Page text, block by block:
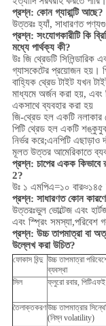
প্রশ্ন: কোন গ্যারান্টি আছে?
উত্তরঃ হ্যাঁ, সাধারণত
প্রশ্ন: সংযোগকারীটি কি
মধ্যে পার্থক্য কী?
উঃ জি থ্রেডটি
গ্যাসকেটের প্রয়োজন হয়।
বাহ্যিক থ্রেড টাইট যখন
মাধ্যমে অর্জন করা হয়, এবং
একসাথে ব্যবহার করা হয়
জি-থ্রেড হল একটি নলাকার
পিটি থ্রেড হল একটি
নির্ভর করে;এনপিটি
মূলত উত্তর আমেরিকাতে
প্রশ্ন: চাপের একক কিভাবে
2?
উঃ ১ এমপিএ=১০ বার≈১৪৫
প্রশ্ন: সাধারণত কোন
উত্তরঃভুল ভোল্টেজ এবং
এবং স্প্রিং সমস্যা,পরিবেশ
প্রশ্ন: উচ্চ তাপমাত্রা বা
উল্লেখ করা উচিত?
ফোকাস বিন্দু উচ্চ তাপমাত্রা
ব্যবস্থা
সিল ফ্লুরো রবার, পিটিএফই
তৈলাক্তকরণউচ্চ তাপমাত্রার
(নিম্ন volatility)